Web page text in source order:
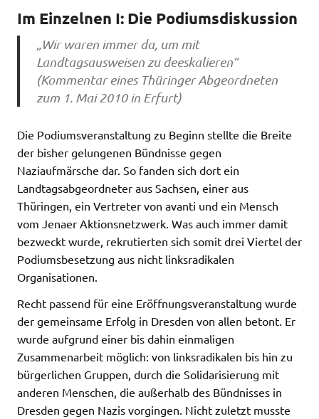
Im Einzelnen I: Die Podiumsdiskussion
„Wir waren immer da, um mit
Landtagsausweisen zu deeskalieren“
(Kommentar eines Thüringer Abgeordneten
zum 1. Mai 2010 in Erfurt)
Die Podiumsveranstaltung zu Beginn stellte die Breite
der bisher gelungenen Bündnisse gegen
Naziaufmärsche dar. So fanden sich dort ein
Landtagsabgeordneter aus Sachsen, einer aus
Thüringen, ein Vertreter von avanti und ein Mensch
vom Jenaer Aktionsnetzwerk. Was auch immer damit
bezweckt wurde, rekrutierten sich somit drei Viertel der
Podiumsbesetzung aus nicht linksradikalen
Organisationen.
Recht passend für eine Eröffnungsveranstaltung wurde
der gemeinsame Erfolg in Dresden von allen betont. Er
wurde aufgrund einer bis dahin einmaligen
Zusammenarbeit möglich: von linksradikalen bis hin zu
bürgerlichen Gruppen, durch die Solidarisierung mit
anderen Menschen, die außerhalb des Bündnisses in
Dresden gegen Nazis vorgingen. Nicht zuletzt musste